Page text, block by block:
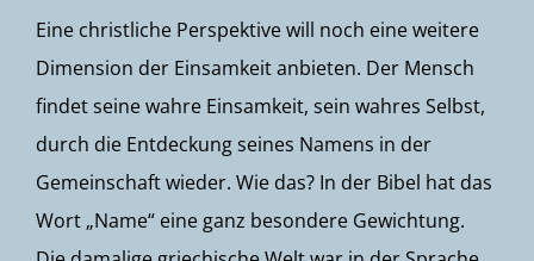
Eine christliche Perspektive will noch eine weitere
Dimension der Einsamkeit anbieten. Der Mensch
findet seine wahre Einsamkeit, sein wahres Selbst,
durch die Entdeckung seines Namens in der
Gemeinschaft wieder. Wie das? In der Bibel hat das
Wort „Name“ eine ganz besondere Gewichtung.